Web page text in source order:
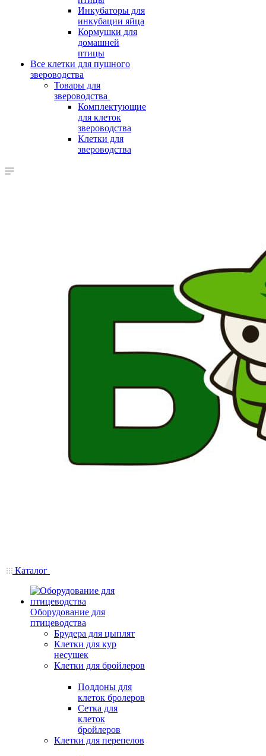
Инкубаторы для
инкубации яйца
Кормушки для
домашней
птицы
Все клетки для пушного
звероводства
Товары для
звероводства
Комплектующие
для клеток
звероводства
Клетки для
звероводства
Каталог
Оборудование для
птицеводства
Брудера для цыплят
Клетки для кур
несушек
Клетки для бройлеров
Поддоны для
клеток бролеров
Сетка для
клеток
бройлеров
Клетки для перепелов